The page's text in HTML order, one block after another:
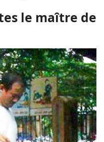
le maître de